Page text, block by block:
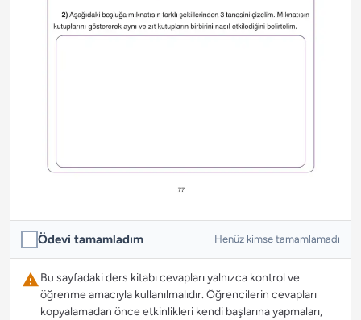
Ödevi tamamladım Henüz kimse tamamlamadı
Bu sayfadaki ders kitabı cevapları yalnızca kontrol ve
öğrenme amacıyla kullanılmalıdır. Öğrencilerin cevapları
kopyalamadan önce etkinlikleri kendi başlarına yapmaları,